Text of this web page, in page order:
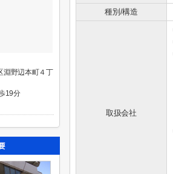
種別/構造
取扱会社
淵野辺本町４丁
19分